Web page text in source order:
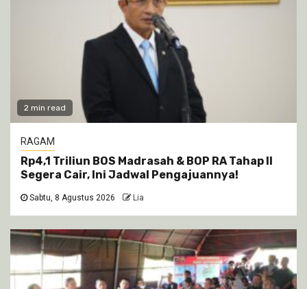
2 min read
RAGAM
Rp4,1 Triliun BOS Madrasah & BOP RA Tahap II
Segera Cair, Ini Jadwal Pengajuannya!
Sabtu, 8 Agustus 2026 Lia